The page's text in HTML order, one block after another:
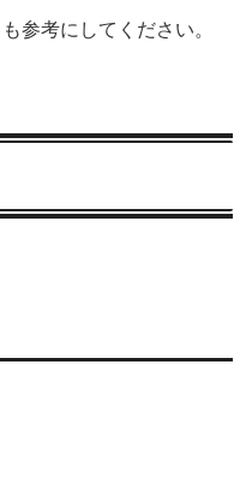
参考にしてください。